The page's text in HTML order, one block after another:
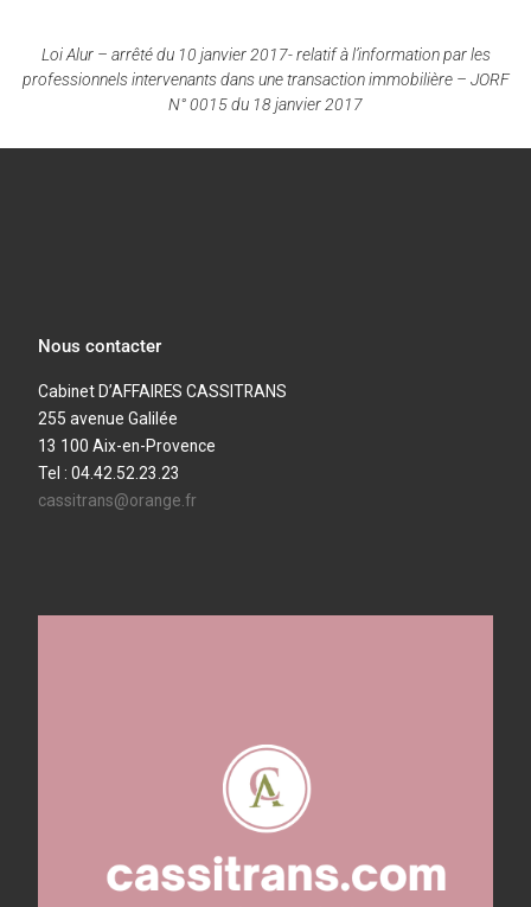
Loi Alur – arrêté du 10 janvier 2017- relatif à l’information par les
professionnels intervenants dans une transaction immobilière – JORF
N° 0015 du 18 janvier 2017
Nous contacter
Cabinet D’AFFAIRES CASSITRANS
255 avenue Galilée
13 100 Aix-en-Provence
Tel : 04.42.52.23.23
cassitrans@orange.fr